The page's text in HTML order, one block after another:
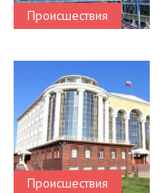
Происшествия
Происшествия